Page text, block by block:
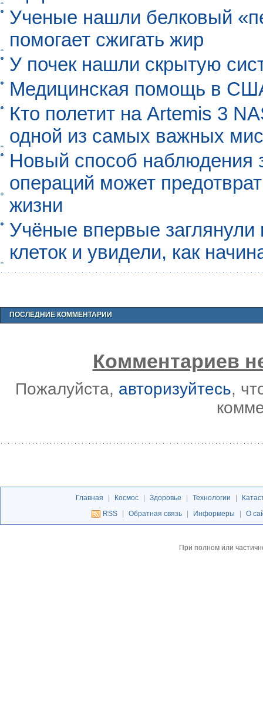
Ученые нашли белковый
помогает сжигать жир
У почек нашли скрытую
Медицинская помощь в
Кто полетит на Artemis 3
одной из самых важных
Новый способ наблюдения
операций может
жизни
Учёные впервые
клеток и увидели, как
ПОСЛЕДНИЕ КОММЕНТАРИИ
Комментариев
Пожалуйста, авторизуйтесь,
Главная Космос Здоровье Технологии
RSS
Обратная связь Информеры О
При полном или